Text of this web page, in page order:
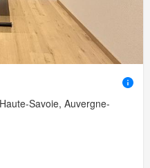
Savoie, Auvergne-